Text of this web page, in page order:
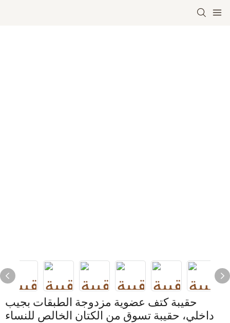
حقيبة كتف عضوية مزدوجة الطبقات بجيب
داخلي، حقيبة تسوق من الكتان الخالص للنساء